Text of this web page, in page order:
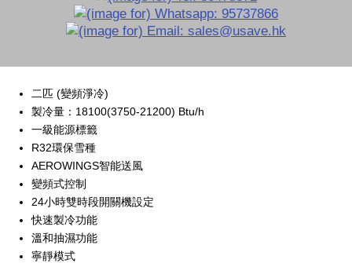
二匹 (變頻淨冷)
製冷量：18100(3750-21200) Btu/h
一級能源標籤
R32環保雪種
AEROWINGS智能送風
變頻式控制
24小時雙時段開關機設定
快速製冷功能
溫和抽濕功能
寧靜模式